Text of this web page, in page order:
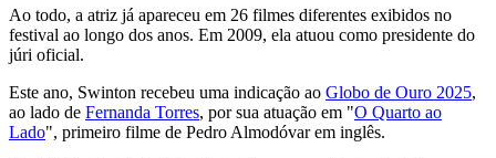
Ao todo, a atriz já apareceu em 26 filmes diferentes exibidos no
festival ao longo dos anos. Em 2009, ela atuou como presidente do
júri oficial.
Este ano, Swinton recebeu uma indicação ao Globo de Ouro 2025,
ao lado de Fernanda Torres, por sua atuação em "O Quarto ao
Lado", primeiro filme de Pedro Almodóvar em inglês.